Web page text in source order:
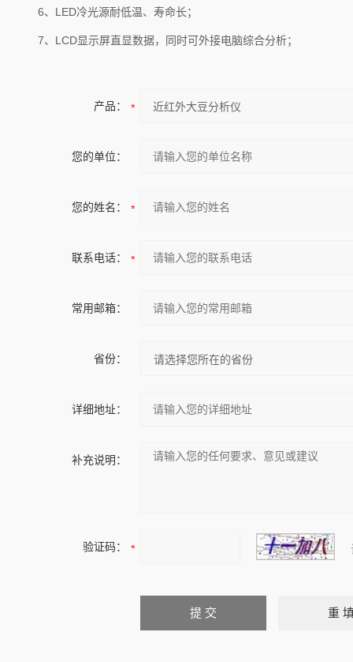
6、LED冷光源耐低温、寿命长；
7、LCD显示屏直显数据，同时可外接电脑综合分析；
产品：
您的单位：
您的姓名：
联系电话：
常用邮箱：
省份：
详细地址：
补充说明：
验证码：